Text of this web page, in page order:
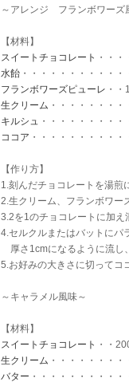
～アレンジ フランボワーズ
【材料】
スイートチョコレート ・・
水飴 ・・・・・・・・・・
フランボワーズピューレ ・
生クリーム ・・・・・・・
キルシュ ・・・・・・・・
ココア ・・・・・・・・・
【作り方】
1.刻んだチョコレートを湯煎
2.生クリーム、フランボワー
3.2を1のチョコレートに加え
4.セルクルまたはバットにパ
厚さ1cmになるように流し
5.お好みの大きさに切ってコ
～キャラメル風味～
【材料】
スイートチョコレート ・・
生クリーム ・・・・・・・・
バター ・・・・・・・・・・